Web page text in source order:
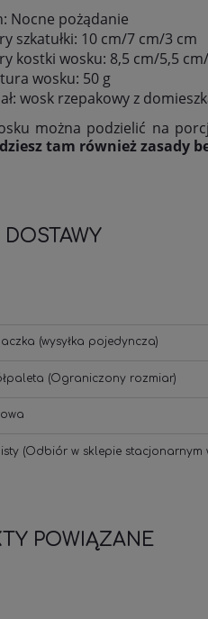
Nocne pożądanie
szkatułki: 10 cm/7 cm/3 cm
kostki wosku: 8,5 cm/5,5
wosku: 50 g
wosk rzepakowy z
można podzielić na
tam również zasady
(wysyłka pojedyncza)
(Ograniczony rozmiar)
(Odbiór w sklepie stacjonarnym
POWIĄZANE